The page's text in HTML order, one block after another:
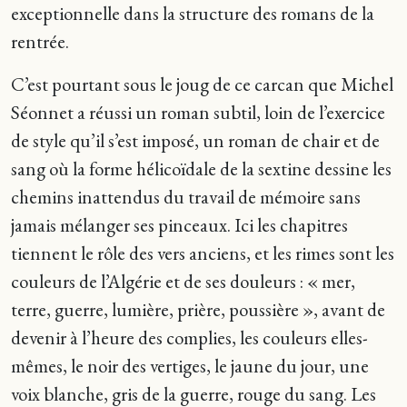
exceptionnelle dans la structure des romans de la
rentrée.
C’est pourtant sous le joug de ce carcan que Michel
Séonnet a réussi un roman subtil, loin de l’exercice
de style qu’il s’est imposé, un roman de chair et de
sang où la forme hélicoïdale de la sextine dessine les
chemins inattendus du travail de mémoire sans
jamais mélanger ses pinceaux. Ici les chapitres
tiennent le rôle des vers anciens, et les rimes sont les
couleurs de l’Algérie et de ses douleurs : « mer,
terre, guerre, lumière, prière, poussière », avant de
devenir à l’heure des complies, les couleurs elles-
mêmes, le noir des vertiges, le jaune du jour, une
voix blanche, gris de la guerre, rouge du sang. Les